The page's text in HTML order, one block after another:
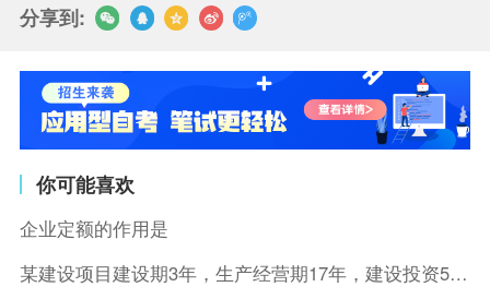
分享到:
你可能喜欢
企业定额的作用是
某建设项目建设期3年，生产经营期17年，建设投资5500万元